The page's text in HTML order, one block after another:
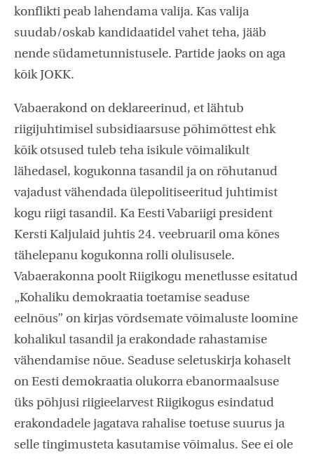
konflikti peab lahendama valija. Kas valija
suudab/oskab kandidaatidel vahet teha, jääb
nende südametunnistusele. Partide jaoks on aga
kõik JOKK.
Vabaerakond on deklareerinud, et lähtub
riigijuhtimisel subsidiaarsuse põhimõttest ehk
kõik otsused tuleb teha isikule võimalikult
lähedasel, kogukonna tasandil ja on rõhutanud
vajadust vähendada ülepolitiseeritud juhtimist
kogu riigi tasandil. Ka Eesti Vabariigi president
Kersti Kaljulaid juhtis 24. veebruaril oma kõnes
tähelepanu kogukonna rolli olulisusele.
Vabaerakonna poolt Riigikogu menetlusse esitatud
„Kohaliku demokraatia toetamise seaduse
eelnõus” on kirjas võrdsemate võimaluste loomine
kohalikul tasandil ja erakondade rahastamise
vähendamise nõue. Seaduse seletuskirja kohaselt
on Eesti demokraatia olukorra ebanormaalsuse
üks põhjusi riigieelarvest Riigikogus esindatud
erakondadele jagatava rahalise toetuse suurus ja
selle tingimusteta kasutamise võimalus. See ei ole